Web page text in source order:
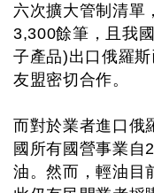
六次擴大管制清單
3,300餘筆，且我
子產品)出口俄羅
友盟密切合作。
而對於業者進口俄
國所有國營事業自
油。然而，輕油目